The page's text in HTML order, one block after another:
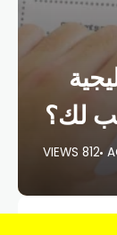
لك؟
812 VIEWS